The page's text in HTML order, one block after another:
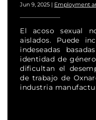
Jun 9, 2025 | Employment
El acoso sexual
aislados. Puede
indeseadas
identidad de
dificultan el
de trabajo de
industria